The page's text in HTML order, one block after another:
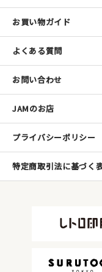
お買い物ガイド
よくある質問
お問い合わせ
JAMのお店
プライバシーポリシー
特定商取引法に基づく